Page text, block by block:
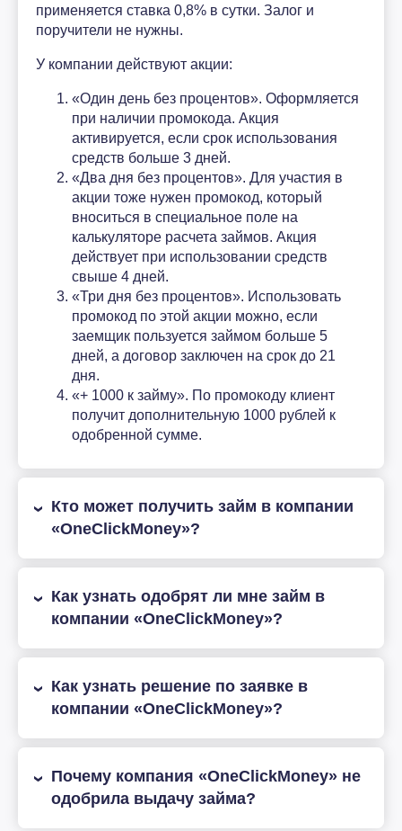
применяется ставка 0,8% в сутки. Залог и
поручители не нужны.
У компании действуют акции:
«Один день без процентов». Оформляется
при наличии промокода. Акция
активируется, если срок использования
средств больше 3 дней.
«Два дня без процентов». Для участия в
акции тоже нужен промокод, который
вноситься в специальное поле на
калькуляторе расчета займов. Акция
действует при использовании средств
свыше 4 дней.
«Три дня без процентов». Использовать
промокод по этой акции можно, если
заемщик пользуется займом больше 5
дней, а договор заключен на срок до 21
дня.
«+ 1000 к займу». По промокоду клиент
получит дополнительную 1000 рублей к
одобренной сумме.
Кто может получить займ в компании
«OneClickMoney»?
Как узнать одобрят ли мне займ в
компании «OneClickMoney»?
Как узнать решение по заявке в
компании «OneClickMoney»?
Почему компания «OneClickMoney» не
одобрила выдачу займа?